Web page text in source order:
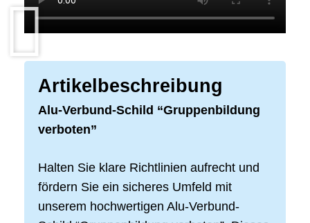
Artikelbeschreibung
Alu-Verbund-Schild “Gruppenbildung
verboten”
Halten Sie klare Richtlinien aufrecht und
fördern Sie ein sicheres Umfeld mit
unserem hochwertigen Alu-Verbund-